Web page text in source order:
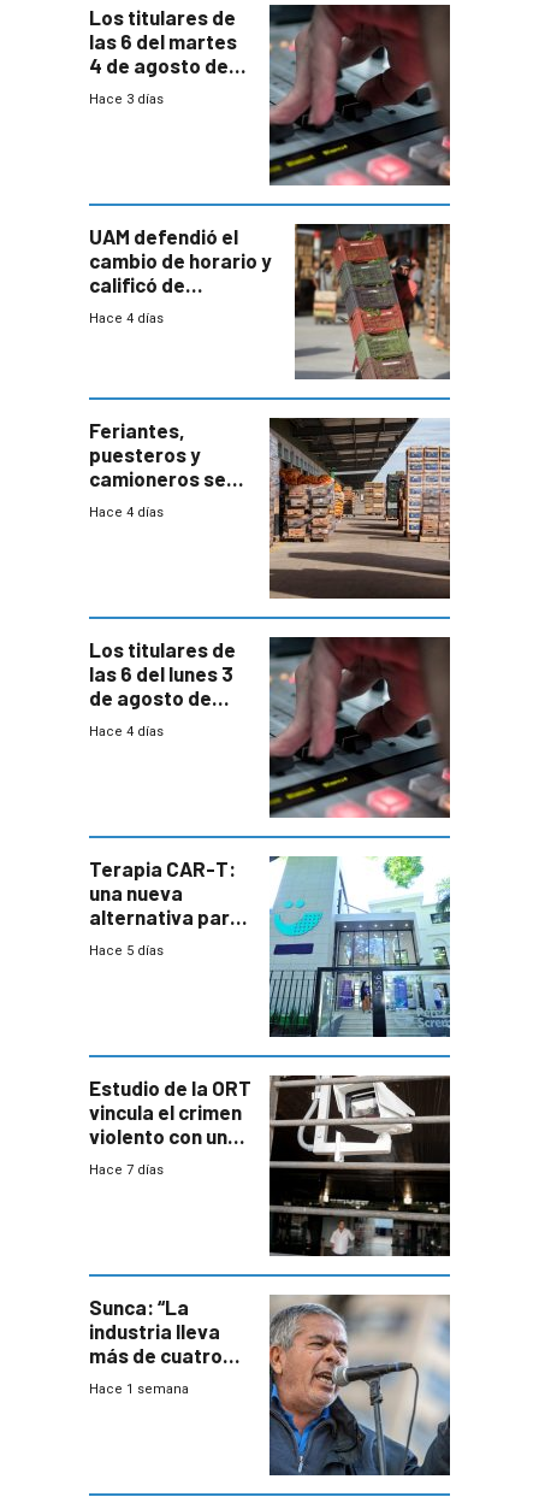
Los titulares de
las 6 del martes
4 de agosto de
2026
Hace 3 días
UAM defendió el
cambio de horario y
calificó de
“desproporcionado”
Hace 4 días
Feriantes,
puesteros y
camioneros se
movilizaron en
Hace 4 días
Los titulares de
las 6 del lunes 3
de agosto de
2026
Hace 4 días
Terapia CAR-T:
una nueva
alternativa para
niños y
Hace 5 días
Estudio de la ORT
vincula el crimen
violento con una
menor creación
Hace 7 días
Sunca: “La
industria lleva
más de cuatro
meses sin
Hace 1 semana